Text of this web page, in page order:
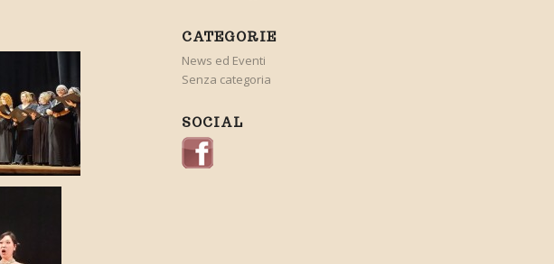
CATEGORIE
News ed Eventi
Senza categoria
SOCIAL